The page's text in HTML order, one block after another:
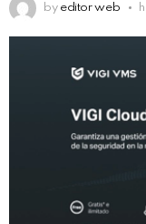
by editor web